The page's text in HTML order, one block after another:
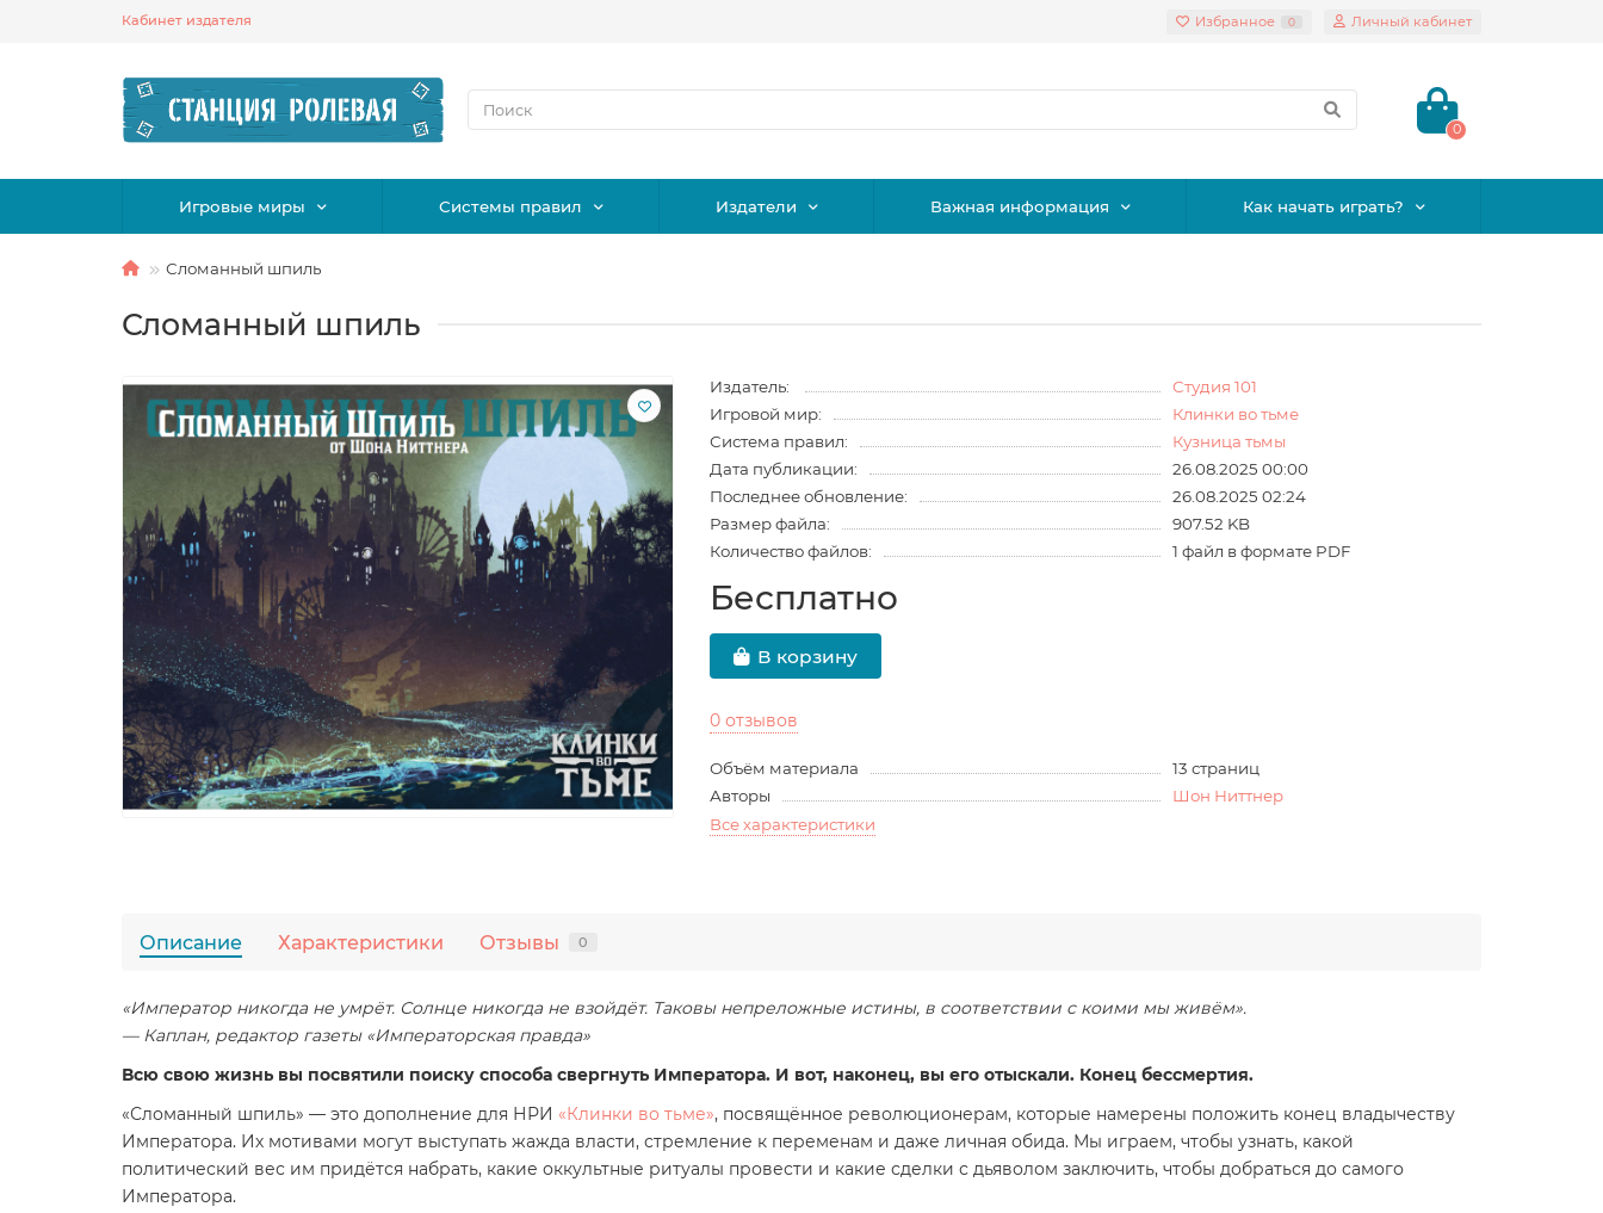
Кабинет издателя Избранное 0 Личный кабинет
0
Игровые миры Системы правил Издатели Важная информация Как начать играть?
Сломанный шпиль
Сломанный шпиль
Издатель:
Студия 101
Игровой мир:
Клинки во тьме
Система правил:
Кузница тьмы
Дата публикации:
26.08.2025 00:00
Последнее обновление:
26.08.2025 02:24
Размер файла:
907.52 KB
Количество файлов:
1 файл в формате PDF
Бесплатно
В корзину
0 отзывов
Объём материала
13 страниц
Авторы
Шон Ниттнер
Все характеристики
Описание Характеристики Отзывы 0
«Император никогда не умрёт. Солнце никогда не взойдёт. Таковы непреложные истины, в соответствии с коими мы живём».
— Каплан, редактор газеты «Императорская правда»
Всю свою жизнь вы посвятили поиску способа свергнуть Императора. И вот, наконец, вы его отыскали. Конец бессмертия.
«Сломанный шпиль» — это дополнение для НРИ «Клинки во тьме», посвящённое революционерам, которые намерены положить конец владычеству
Императора. Их мотивами могут выступать жажда власти, стремление к переменам и даже личная обида. Мы играем, чтобы узнать, какой
политический вес им придётся набрать, какие оккультные ритуалы провести и какие сделки с дьяволом заключить, чтобы добраться до самого
Императора.